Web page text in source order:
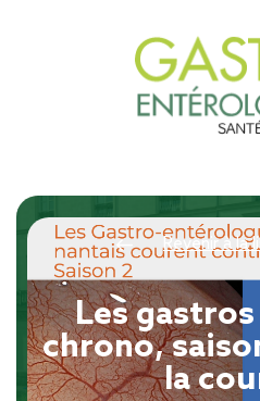
Revenir à la
Les
chrono,
la